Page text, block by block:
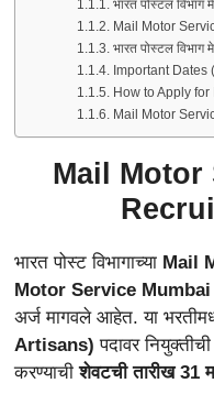
भारत पोस्टल विभाग
Mail Motor
भारत पोस्टल विभाग
Important Dates
How to Apply
Mail Motor
Mail Motor
भारत पोस्ट विभागाच्या Mail
Motor Service
अर्ज मागवले आहेत. या
Artisans) पदावर
करण्याचीशेवटची तारीख 31